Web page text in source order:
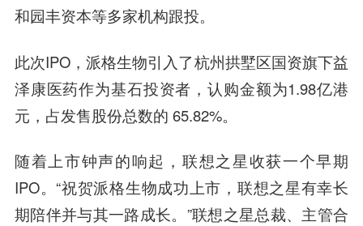
和园丰资本等多家机构跟投。
此次IPO，派格生物引入了杭州拱墅区国资旗下益
泽康医药作为基石投资者，认购金额为1.98亿港
元，占发售股份总数的 65.82%。
随着上市钟声的响起，联想之星收获一个早期
IPO。“祝贺派格生物成功上市，联想之星有幸长
期陪伴并与其一路成长。”联想之星总裁、主管合